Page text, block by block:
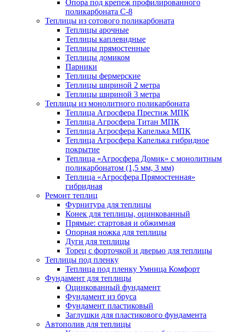
Опора под крепеж профилированного
поликарбоната С-8
Теплицы из сотового поликарбоната
Теплицы арочные
Теплицы каплевидные
Теплицы прямостенные
Теплицы домиком
Парники
Теплицы фермерские
Теплицы шириной 2 метра
Теплицы шириной 3 метра
Теплицы из монолитного поликарбоната
Теплица Агросфера Престиж МПК
Теплица Агросфера Титан МПК
Теплица Агросфера Капелька МПК
Теплица Агросфера Капелька гибридное
покрытие
Теплица «Агросфера Домик» с монолитным
поликарбонатом (1,5 мм, 3 мм)
Теплица «Агросфера Прямостенная»
гибридная
Ремонт теплиц
Фурнитура для теплицы
Конек для теплицы, оцинкованный
Прямые: стартовая и обжимная
Опорная ножка для теплицы
Дуги для теплицы
Торец с форточкой и дверью для теплицы
Теплицы под пленку
Теплица под пленку Умница Комфорт
Фундамент для теплицы
Оцинкованный фундамент
Фундамент из бруса
Фундамент пластиковый
Заглушки для пластикового фундамента
Автополив для теплицы